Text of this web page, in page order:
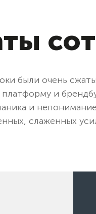
были очень
и
и
слаженных